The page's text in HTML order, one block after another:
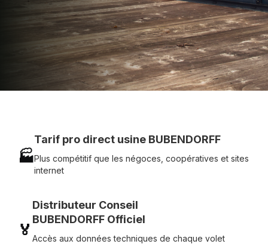
MON DEVIS MOTEUR
Voir tous nos produits
🏭
Tarif pro direct usine BUBENDORFF
Plus compétitif que les négoces, coopératives et sites
internet
🏅
Distributeur Conseil
BUBENDORFF Officiel
Accès aux données techniques de chaque volet